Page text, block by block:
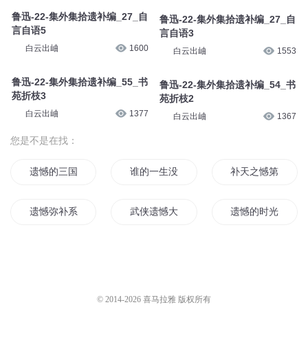
鲁迅-22-集外集拾遗补编_27_自
言自语5
白云出岫 1600
鲁迅-22-集外集拾遗补编_55_书
苑折枝3
白云出岫 1377
鲁迅-22-集外集拾遗补编_27_自
言自语3
白云出岫 1553
鲁迅-22-集外集拾遗补编_54_书
苑折枝2
白云出岫 1367
您是不是在找：
遗憾的三国 谁的一生没有遗憾 补天之憾第二世界
遗憾弥补系统 武侠遗憾大弥补 遗憾的时光
© 2014-2026 喜马拉雅 版权所有